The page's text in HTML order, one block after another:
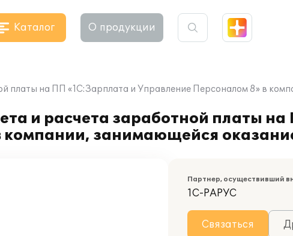
Каталог О продукции
платы на ПП «1С:Зарплата и Управление Персоналом 8» в
и расчета заработной платы
занимающейся
Партнер, осуществивший
1С-РАРУС
Связаться